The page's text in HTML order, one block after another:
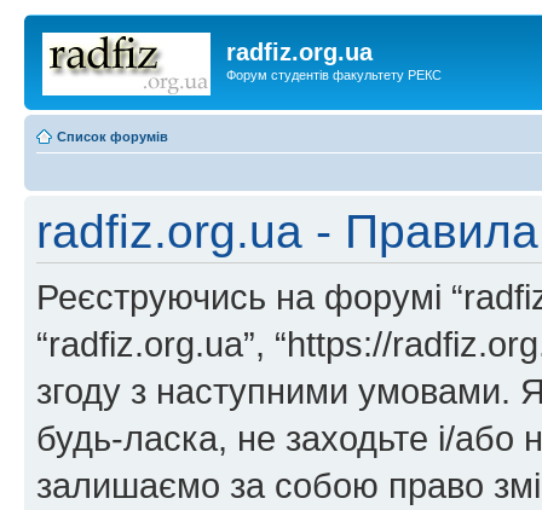
radfiz.org.ua
Форум студентів факультету РЕКС
Список форумів
radfiz.org.ua -
Реєструючись на форумі
“radfiz.org.ua”, “https://
згоду з наступними умовами.
будь-ласка, не заходьте і/або
залишаємо за собою право